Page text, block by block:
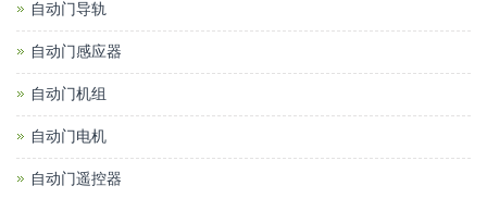
自动门导轨
自动门感应器
自动门机组
自动门电机
自动门遥控器